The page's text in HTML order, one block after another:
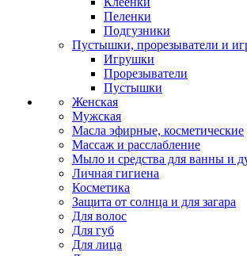
Пеленки
Подгузники
Пустышки, прорезыватели и
Игрушки
Прорезыватели
Пустышки
Женская
Мужская
Масла эфирные, косметические
Массаж и расслабление
Мыло и средства для ванны и
Личная гигиена
Косметика
Защита от солнца и для загара
Для волос
Для губ
Для лица